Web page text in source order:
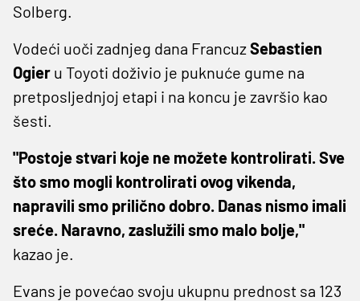
Solberg.
Vodeći uoči zadnjeg dana FrancuzSebastien
Ogier u Toyoti doživio je puknuće gume na
pretposljednjoj etapi i na koncu je završio kao
šesti.
"Postoje stvari koje ne možete kontrolirati. Sve
što smo mogli kontrolirati ovog vikenda,
napravili smo prilično dobro. Danas nismo imali
sreće. Naravno, zaslužili smo malo bolje,"
kazao je.
Evans je povećao svoju ukupnu prednost sa 123